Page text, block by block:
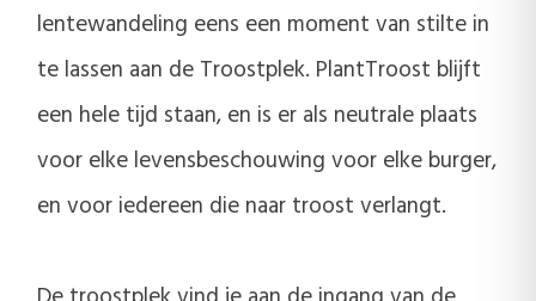
lentewandeling eens een moment van stilte in
te lassen aan de Troostplek. PlantTroost blijft
een hele tijd staan, en is er als neutrale plaats
voor elke levensbeschouwing voor elke burger,
en voor iedereen die naar troost verlangt.